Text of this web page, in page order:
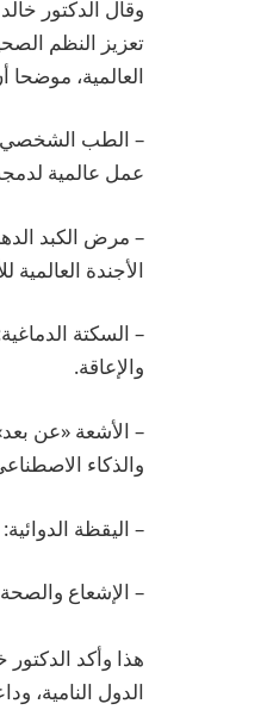
وقال الدكتور
تعزيز النظم
العالمية،
– الطب الشخصي:
عمل عالمية
– مرض الكبد
الأجندة
– السكتة
والإعاقة.
– الأشعة «عن
والذكاء
– اليقظة
– الإشعاع
هذا وأكد
الدول النامية،